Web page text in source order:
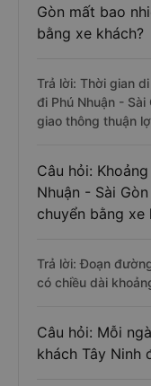
Gòn mất bao
bằng xe khách?
Trả lời: Thời gian
đi Phú Nhuận -
giao thông thuận
Câu hỏi:
Nhuận - Sài
chuyển bằng xe
Trả lời: Đoạn
có chiều dài
Câu hỏi: Mỗi
khách Tây Ninh